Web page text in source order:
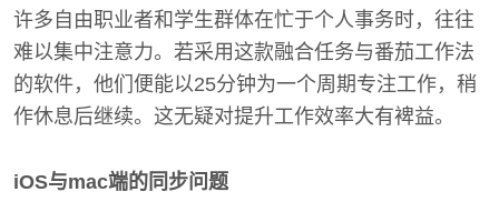
许多自由职业者和学生群体在忙于个人事务时，往往
难以集中注意力。若采用这款融合任务与番茄工作法
的软件，他们便能以25分钟为一个周期专注工作，稍
作休息后继续。这无疑对提升工作效率大有裨益。
iOS与mac端的同步问题